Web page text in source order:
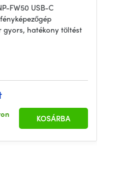
FW50 USB-C
gyors, hatékony töltést
KOSÁRBA